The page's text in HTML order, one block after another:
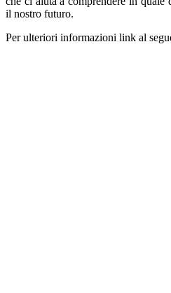
il nostro futuro.
Per ulteriori informazioni link al